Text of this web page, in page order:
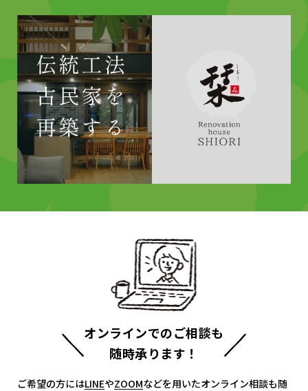
オンラインでのご相談も
随時承ります！
ご希望の方にはLINE
LINEやZOOM
ZOOMなどを用いたオンライン相談も随